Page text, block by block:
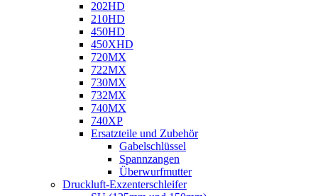
202HD
210HD
450HD
450XHD
720MX
722MX
730MX
732MX
740MX
740XP
Ersatzteile und Zubehör
Gabelschlüssel
Spannzangen
Überwurfmutter
Druckluft-Exzenterschleifer